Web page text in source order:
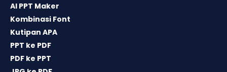
AI PPT Maker
Kombinasi Font
Kutipan APA
PPT ke PDF
PDF ke PPT